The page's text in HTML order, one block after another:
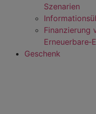
Szenarien
Finanzierung
Geschenk